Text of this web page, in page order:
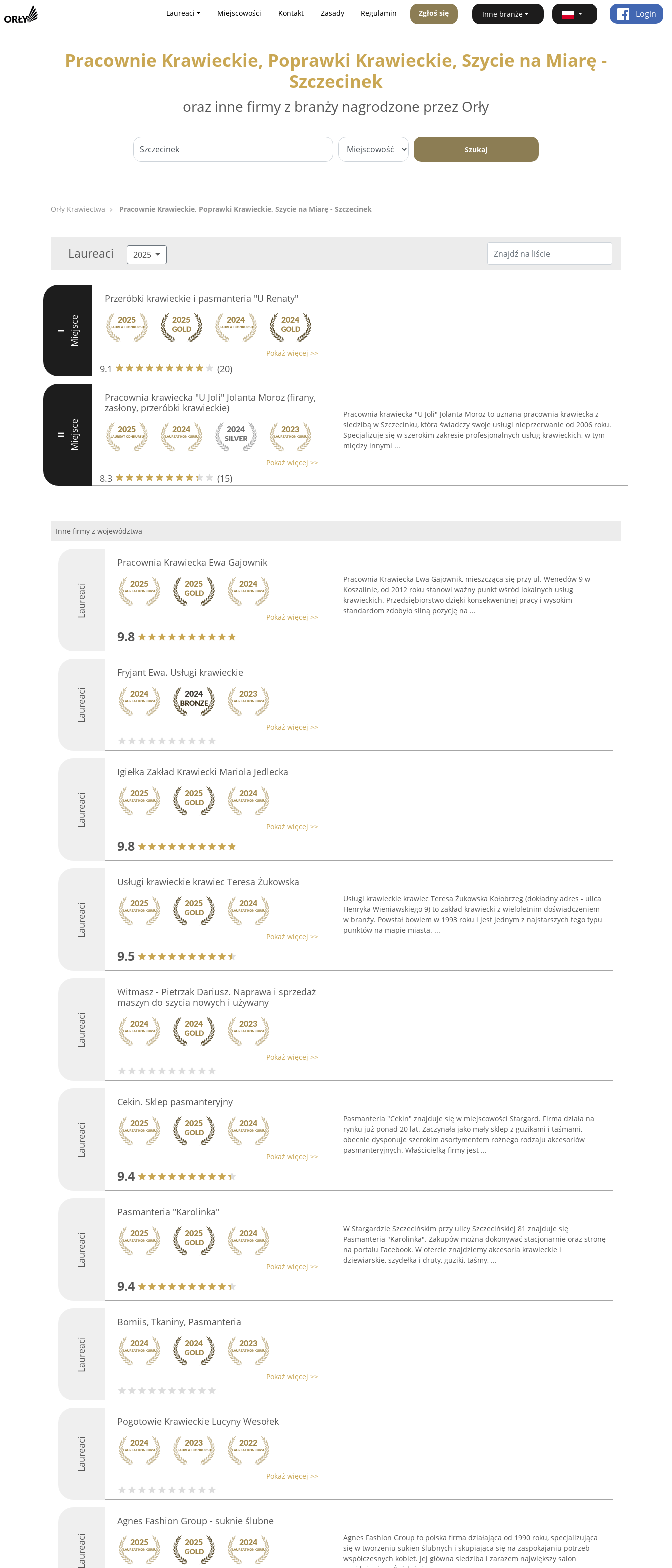
Laureaci Miejscowości Kontakt Zasady Regulamin Zgłoś się Inne branże Login
Pracownie Krawieckie, Poprawki Krawieckie, Szycie na Miarę -
Szczecinek
oraz inne firmy z branży nagrodzone przez Orły
Szukaj
Orły Krawiectwa Pracownie Krawieckie, Poprawki Krawieckie, Szycie na Miarę - Szczecinek
Laureaci 2025
I Miejsce
Przeróbki krawieckie i pasmanteria "U Renaty"
Pokaż więcej >>
9.1 (20)
II Miejsce
Pracownia krawiecka "U Joli" Jolanta Moroz (firany,
zasłony, przeróbki krawieckie)
Pokaż więcej >>
8.3 (15)
Pracownia krawiecka "U Joli" Jolanta Moroz to uznana pracownia krawiecka z
siedzibą w Szczecinku, która świadczy swoje usługi nieprzerwanie od 2006 roku.
Specjalizuje się w szerokim zakresie profesjonalnych usług krawieckich, w tym
między innymi ...
Inne firmy z województwa
Laureaci
Pracownia Krawiecka Ewa Gajownik
Pokaż więcej >>
9.8
Pracownia Krawiecka Ewa Gajownik, mieszcząca się przy ul. Wenedów 9 w
Koszalinie, od 2012 roku stanowi ważny punkt wśród lokalnych usług
krawieckich. Przedsiębiorstwo dzięki konsekwentnej pracy i wysokim
standardom zdobyło silną pozycję na ...
Laureaci
Fryjant Ewa. Usługi krawieckie
Pokaż więcej >>
Laureaci
Igiełka Zakład Krawiecki Mariola Jedlecka
Pokaż więcej >>
9.8
Laureaci
Usługi krawieckie krawiec Teresa Żukowska
Pokaż więcej >>
9.5
Usługi krawieckie krawiec Teresa Żukowska Kołobrzeg (dokładny adres - ulica
Henryka Wieniawskiego 9) to zakład krawiecki z wieloletnim doświadczeniem
w branży. Powstał bowiem w 1993 roku i jest jednym z najstarszych tego typu
punktów na mapie miasta. ...
Laureaci
Witmasz - Pietrzak Dariusz. Naprawa i sprzedaż
maszyn do szycia nowych i używany
Pokaż więcej >>
Laureaci
Cekin. Sklep pasmanteryjny
Pokaż więcej >>
9.4
Pasmanteria "Cekin" znajduje się w miejscowości Stargard. Firma działa na
rynku już ponad 20 lat. Zaczynała jako mały sklep z guzikami i taśmami,
obecnie dysponuje szerokim asortymentem rożnego rodzaju akcesoriów
pasmanteryjnych. Właścicielką firmy jest ...
Laureaci
Pasmanteria "Karolinka"
Pokaż więcej >>
9.4
W Stargardzie Szczecińskim przy ulicy Szczecińskiej 81 znajduje się
Pasmanteria "Karolinka". Zakupów można dokonywać stacjonarnie oraz stronę
na portalu Facebook. W ofercie znajdziemy akcesoria krawieckie i
dziewiarskie, szydełka i druty, guziki, taśmy, ...
Laureaci
Bomiis, Tkaniny, Pasmanteria
Pokaż więcej >>
Laureaci
Pogotowie Krawieckie Lucyny Wesołek
Pokaż więcej >>
Laureaci
Agnes Fashion Group - suknie ślubne
Agnes Fashion Group to polska firma działająca od 1990 roku, specjalizująca
się w tworzeniu sukien ślubnych i skupiająca się na zaspokajaniu potrzeb
współczesnych kobiet. Jej główna siedziba i zarazem największy salon